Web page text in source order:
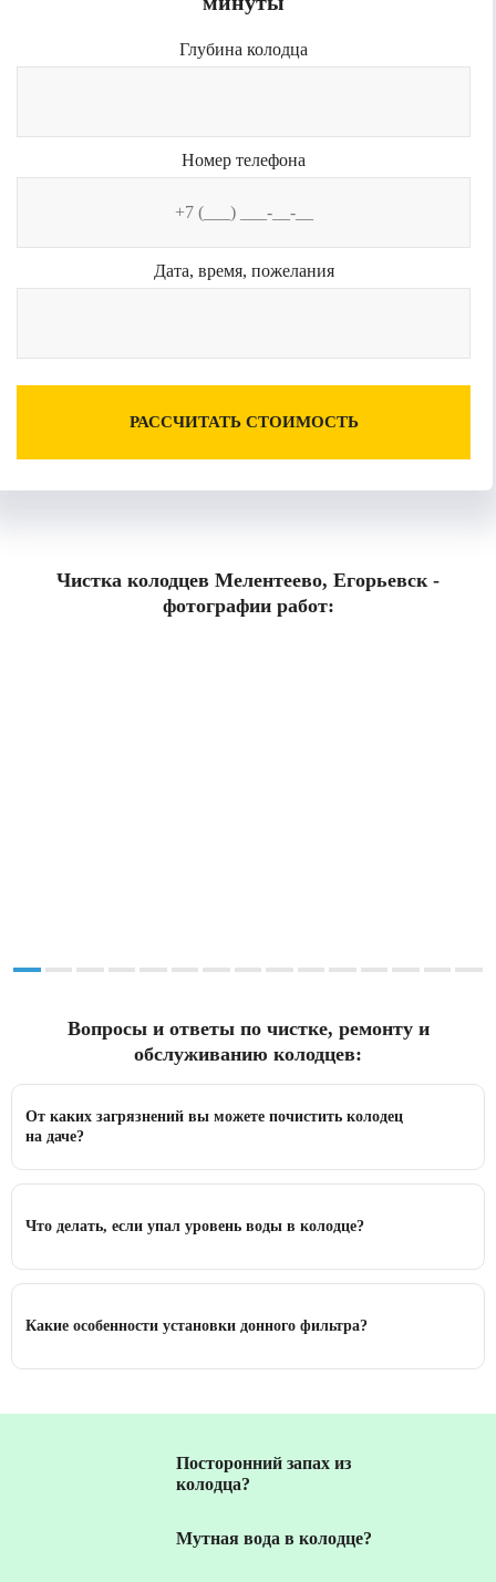
Глубина колодца
Номер телефона
Дата, время, пожелания
РАССЧИТАТЬ СТОИМОСТЬ
Чистка колодцев Мелентеево, Егорьевск -
фотографии работ:
Вопросы и ответы по чистке, ремонту и
обслуживанию колодцев:
От каких загрязнений вы можете почистить колодец
на даче?
Что делать, если упал уровень воды в колодце?
Какие особенности установки донного фильтра?
Посторонний запах из
колодца?
Мутная вода в колодце?